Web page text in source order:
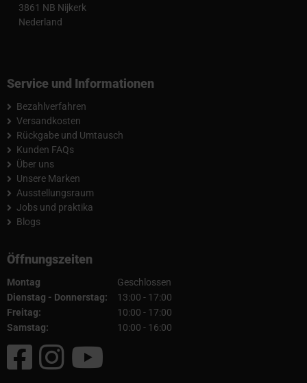
3861 NB Nijkerk
Nederland
Service und Informationen
Bezahlverfahren
Versandkosten
Rückgabe und Umtausch
Kunden FAQs
Über uns
Unsere Marken
Ausstellungsraum
Jobs und praktika
Blogs
Öffnungszeiten
Montag
Geschlossen
Dienstag - Donnerstag:
13:00 - 17:00
Freitag:
10:00 - 17:00
Samstag:
10:00 - 16:00